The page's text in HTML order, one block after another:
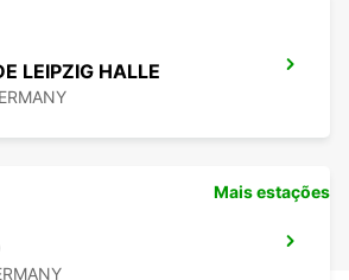
LEIPZIG HALLE
Mais estações